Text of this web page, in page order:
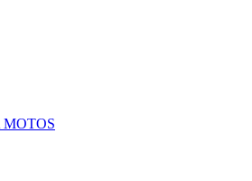
MOTOS